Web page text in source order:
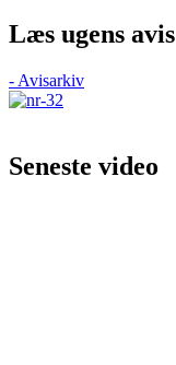
Læs ugens avis
- Avisarkiv
Seneste video